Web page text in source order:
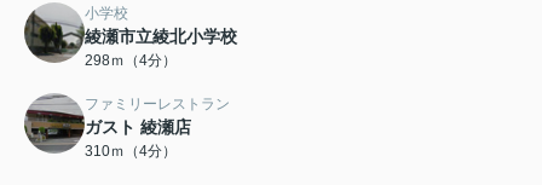
小学校
綾瀬市立綾北小学校
298ｍ（4分）
ファミリーレストラン
ガスト 綾瀬店
310ｍ（4分）